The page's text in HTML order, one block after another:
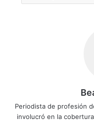
Periodista de profesión
involucró en la